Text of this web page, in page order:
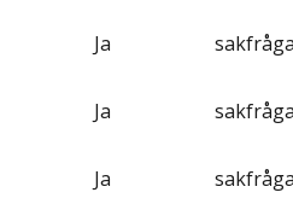
Ja
Ja
Ja